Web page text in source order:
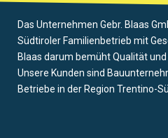
Das Unternehmen Gebr. Blaas
Südtiroler Familienbetrieb mit
Blaas darum bemüht Qualität
Unsere Kunden sind
Betriebe in der Region Trentino-